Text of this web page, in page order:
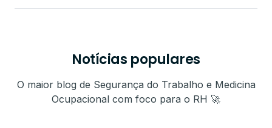
Notícias populares
O maior blog de Segurança do Trabalho e Medicina
Ocupacional com foco para o RH 🚀